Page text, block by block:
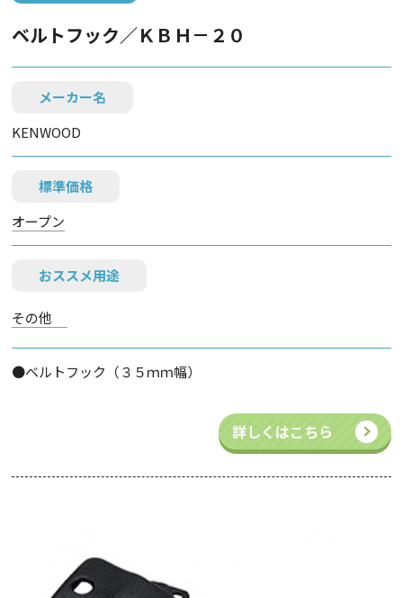
ベルトフック／ＫＢＨ－２０
メーカー名
KENWOOD
標準価格
オープン
おススメ用途
その他
●ベルトフック（３５ｍｍ幅）
詳しくはこちら